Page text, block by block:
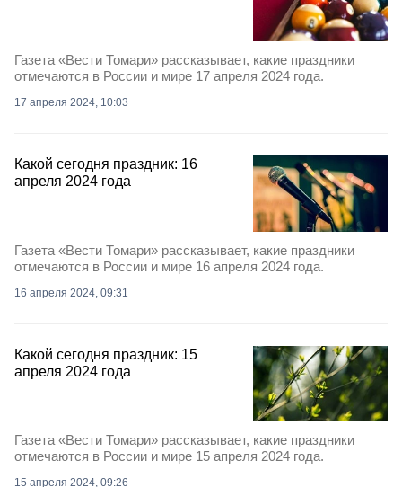
Газета «Вести Томари» рассказывает, какие праздники
отмечаются в России и мире 17 апреля 2024 года.
17 апреля 2024, 10:03
Какой сегодня праздник: 16
апреля 2024 года
Газета «Вести Томари» рассказывает, какие праздники
отмечаются в России и мире 16 апреля 2024 года.
16 апреля 2024, 09:31
Какой сегодня праздник: 15
апреля 2024 года
Газета «Вести Томари» рассказывает, какие праздники
отмечаются в России и мире 15 апреля 2024 года.
15 апреля 2024, 09:26